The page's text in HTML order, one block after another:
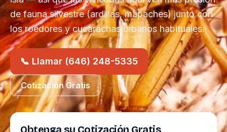
de fauna silvestre (ardillas, mapaches) junto con
los roedores y cucarachas urbanos habituales.
📞 Llamar (646) 248-5335
Cotización Gratis
Obtenga su Cotización Gratis